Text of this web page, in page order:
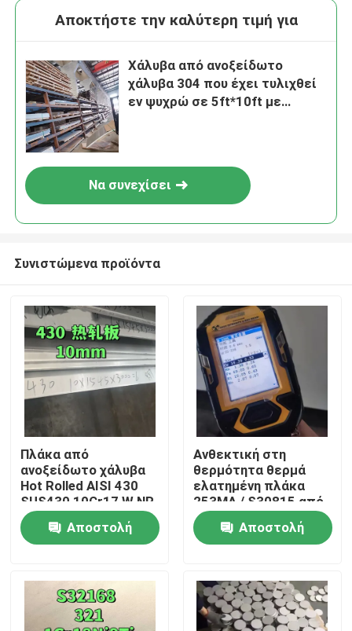
Σπίτι
Βίντεο
Αποκτήστε την καλύτερη τιμή για
Χάλυβα από ανοξείδωτο
χάλυβα 304 που έχει τυλιχθεί
εν ψυχρώ σε 5ft*10ft με
Να συνεχίσει
Συνιστώμενα προϊόντα
Πλάκα από
ανοξείδωτο χάλυβα
Hot Rolled AISI 430
SUS430 10Cr17 W.NR
1.4016 Επιφάνεια
NO.1 10*1500*6000
Αποστολή
Ανθεκτική στη
θερμότητα θερμά
ελατημένη πλάκα
253MA / S30815 από
ανοξείδωτο χάλυβα
με επιφάνεια
αλάτισης
Αποστολή